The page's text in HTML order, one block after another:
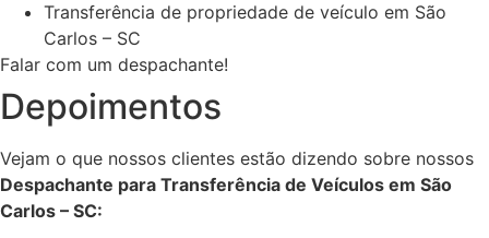
Transferência de propriedade de veículo em São
Carlos – SC
Falar com um despachante!
Depoimentos
Vejam o que nossos clientes estão dizendo sobre nossos
Despachante para Transferência de Veículos em São
Carlos – SC: